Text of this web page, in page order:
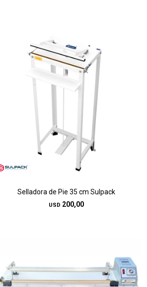
Selladora de Pie 35 cm Sulpack
USD 200,00